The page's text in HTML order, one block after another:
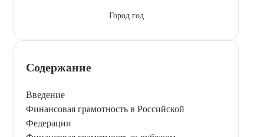
Город год
Содержание
Введение
Финансовая грамотность в Российской
Федерации